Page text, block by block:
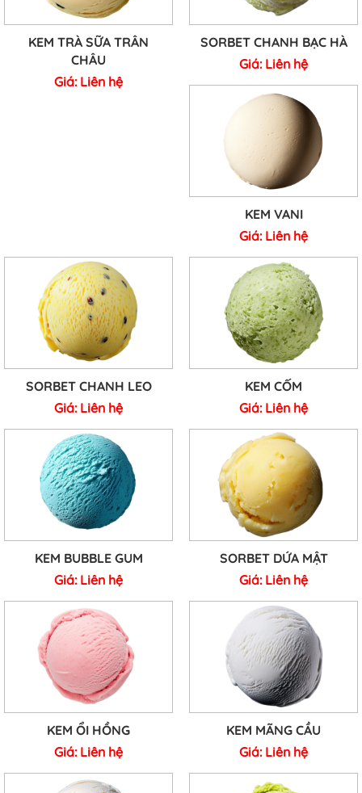
KEM TRÀ SỮA TRÂN
CHÂU
Giá: Liên hệ
SORBET CHANH BẠC HÀ
Giá: Liên hệ
KEM VANI
Giá: Liên hệ
SORBET CHANH LEO
Giá: Liên hệ
KEM CỐM
Giá: Liên hệ
KEM BUBBLE GUM
Giá: Liên hệ
SORBET DỨA MẬT
Giá: Liên hệ
KEM ỔI HỒNG
Giá: Liên hệ
KEM MÃNG CẦU
Giá: Liên hệ